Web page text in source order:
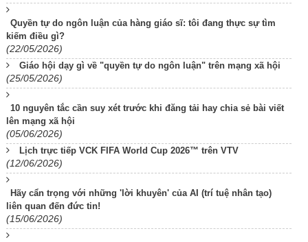
Quyền tự do ngôn luận của hàng giáo sĩ: tôi đang thực sự tìm
kiếm điều gì?
(22/05/2026)
Giáo hội dạy gì về "quyền tự do ngôn luận" trên mạng xã hội
(25/05/2026)
10 nguyên tắc cần suy xét trước khi đăng tải hay chia sẻ bài viết
lên mạng xã hội
(05/06/2026)
Lịch trực tiếp VCK FIFA World Cup 2026™ trên VTV
(12/06/2026)
Hãy cẩn trọng với những 'lời khuyên' của AI (trí tuệ nhân tạo)
liên quan đến đức tin!
(15/06/2026)